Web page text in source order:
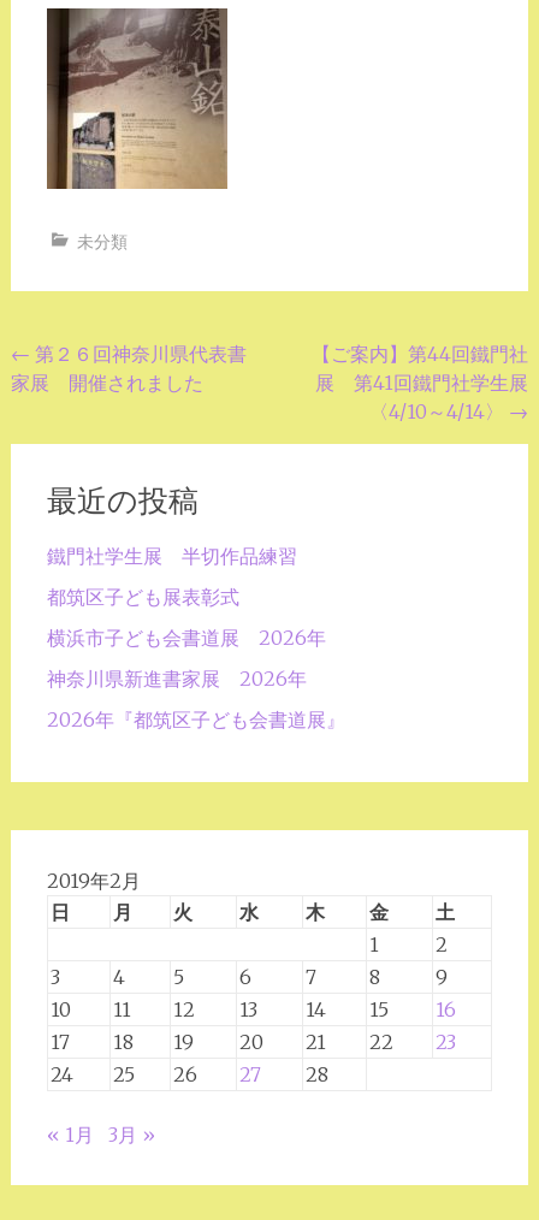
未分類
投
稿
ナ
← 第２６回神奈川県代表書
家展 開催されました
【ご案内】第44回鐵門社
展 第41回鐵門社学生展
〈4/10～4/14〉 →
最近の投稿
鐵門社学生展 半切作品練習
都筑区子ども展表彰式
横浜市子ども会書道展 2026年
神奈川県新進書家展 2026年
2026年『都筑区子ども会書道展』
2019年2月
日
月 火 水 木 金
土
1
2
3
4 5 6 7 8
9
10
11 12 13 14 15
16
17
18 19 20 21 22
23
24
25 26 27 28
« 1月 3月 »